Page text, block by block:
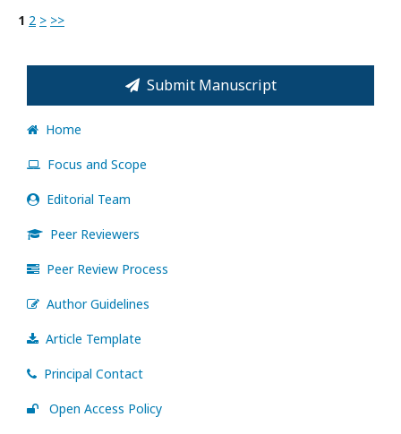
1 2 > >>
Submit Manuscript
Home
Focus and Scope
Editorial Team
Peer Reviewers
Peer Review Process
Author Guidelines
Article Template
Principal Contact
Open Access Policy